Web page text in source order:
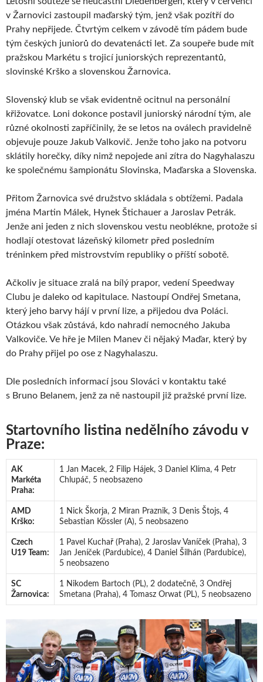
v Žarnovici zastoupil maďarský tým, jenž však pozítří do
Prahy nepřijede. Čtvrtým celkem v závodě tím pádem bude
tým českých juniorů do devatenácti let. Za soupeře bude mít
pražskou Markétu s trojicí juniorských reprezentantů,
slovinské Krško a slovenskou Žarnovica.
Slovenský klub se však evidentně ocitnul na personální
křižovatce. Loni dokonce postavil juniorský národní tým, ale
různé okolnosti zapříčinily, že se letos na oválech pravidelně
objevuje pouze Jakub Valkovič. Jenže toho jako na potvoru
sklátily horečky, díky nimž nepojede ani zítra do Nagyhalaszu
ke společnému šampionátu Slovinska, Maďarska a Slovenska.
Přitom Žarnovica své družstvo skládala s obtížemi. Padala
jména Martin Málek, Hynek Štichauer a Jaroslav Petrák.
Jenže ani jeden z nich slovenskou vestu neoblékne, protože si
hodlají otestovat lázeňský kilometr před posledním
tréninkem před mistrovstvím republiky o příští sobotě.
Ačkoliv je situace zralá na bílý prapor, vedení Speedway
Clubu je daleko od kapitulace. Nastoupí Ondřej Smetana,
který jeho barvy hájí v první lize, a přijedou dva Poláci.
Otázkou však zůstává, kdo nahradí nemocného Jakuba
Valkoviče. Ve hře je Milen Manev či nějaký Maďar, který by
do Prahy přijel po ose z Nagyhalaszu.
Dle posledních informací jsou Slováci v kontaktu také
s Bruno Belanem, jenž za ně nastoupil již pražské první lize.
Startovního listina nedělního závodu v
Praze:
AK
Markéta
Praha:
1 Jan Macek, 2 Filip Hájek, 3 Daniel Klíma, 4 Petr
Chlupáč, 5 neobsazeno
AMD
Krško:
1 Nick Škorja, 2 Miran Praznik, 3 Denis Štojs, 4
Sebastian Kössler (A), 5 neobsazeno
Czech
U19 Team:
1 Pavel Kuchař (Praha), 2 Jaroslav Vaníček (Praha), 3
Jan Jeníček (Pardubice), 4 Daniel Šilhán (Pardubice),
5 neobsazeno
SC
Žarnovica:
1 Nikodem Bartoch (PL), 2 dodatečně, 3 Ondřej
Smetana (Praha), 4 Tomasz Orwat (PL), 5 neobsazeno